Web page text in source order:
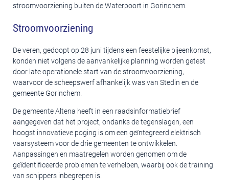
stroomvoorziening buiten de Waterpoort in Gorinchem.
Stroomvoorziening
De veren, gedoopt op 28 juni tijdens een feestelijke bijeenkomst,
konden niet volgens de aanvankelijke planning worden getest
door late operationele start van de stroomvoorziening,
waarvoor de scheepswerf afhankelijk was van Stedin en de
gemeente Gorinchem.
De gemeente Altena heeft in een raadsinformatiebrief
aangegeven dat het project, ondanks de tegenslagen, een
hoogst innovatieve poging is om een geïntegreerd elektrisch
vaarsysteem voor de drie gemeenten te ontwikkelen.
Aanpassingen en maatregelen worden genomen om de
geïdentificeerde problemen te verhelpen, waarbij ook de training
van schippers inbegrepen is.